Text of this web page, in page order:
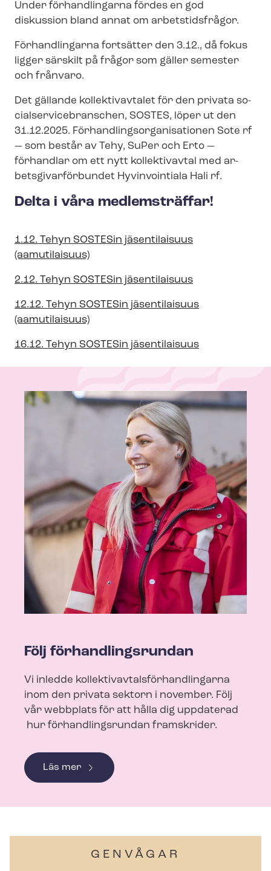
Under förhandlingarna fördes en god
diskussion bland annat om arbetstidsfrågor.
Förhandlingarna fortsätter den 3.12., då fokus
ligger särskilt på frågor som gäller semester
och frånvaro.
Det gällande kollektivavtalet för den privata so­
ci­al­ser­vicebran­schen, SOSTES, löper ut den
31.12.2025. För­hand­lings­or­ga­ni­sa­tio­nen Sote rf
— som består av Tehy, SuPer och Erto —
förhandlar om ett nytt kollektivavtal med ar­
bets­gi­var­för­bun­det Hyvinvointiala Hali rf.
Delta i våra medlemsträffar!
1.12. Tehyn SOSTESin jäsentilaisuus
(aamutilaisuus)
2.12. Tehyn SOSTESin jäsentilaisuus
12.12. Tehyn SOSTESin jäsentilaisuus
(aamutilaisuus)
16.12. Tehyn SOSTESin jäsentilaisuus
Följ för­hand­lings­run­dan
Vi inledde kol­lek­tivav­tals­för­hand­ling­ar­na
inom den privata sektorn i november. Följ
vår webbplats för att hålla dig uppdaterad
hur för­hand­lings­run­dan framskrider.
Läs mer
GENVÅGAR